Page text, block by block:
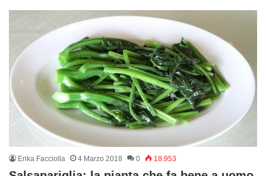
Erika Facciolla 4 Marzo 2018 0 18.953